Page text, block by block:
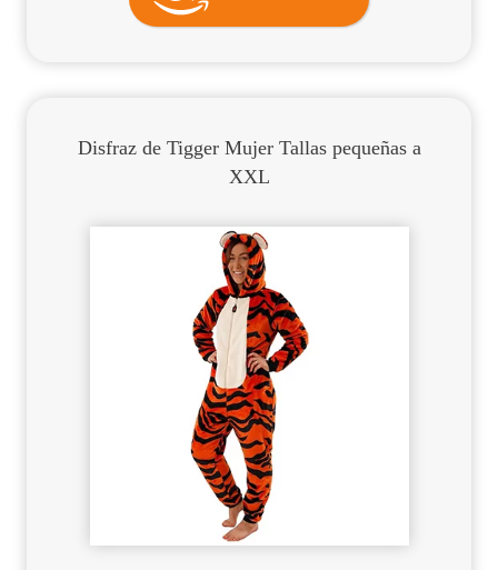
Disfraz de Tigger Mujer Tallas pequeñas a
XXL